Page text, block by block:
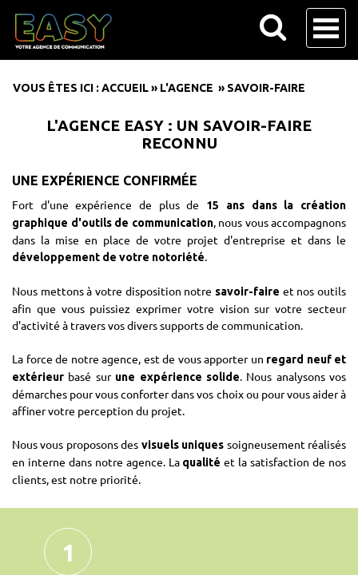
VOUS ÊTES ICI : ACCUEIL» L'AGENCE » SAVOIR-FAIRE
L'AGENCE EASY : UN SAVOIR-FAIRE
RECONNU
UNE EXPÉRIENCE CONFIRMÉE
Fort d'une expérience de plus de
15 ans dans la création
graphique d'outils de communication, nous vous accompagnons
dans la mise en place de votre projet d'entreprise et dans le
développement de votre notoriété.
Nous mettons à votre disposition notre savoir-faire et nos outils
afin que vous puissiez exprimer votre vision sur votre secteur
d'activité à travers vos divers supports de communication.
La force de notre agence, est de vous apporter un regard neuf et
extérieur basé sur une expérience solide. Nous analysons vos
démarches pour vous conforter dans vos choix ou pour vous aider à
affiner votre perception du projet.
Nous vous proposons des visuels uniques soigneusement réalisés
en interne dans notre agence. La qualité et la satisfaction de nos
clients, est notre priorité.
1